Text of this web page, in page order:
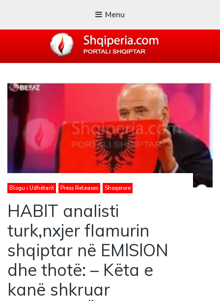
Menu
Blogu i Udhëtarit Press Releases Shoqerore
HABlT anaIisti
turk,nxjer fIamurin
shqiptar në EMlSlON
dhe thotë: – Këta e
kanë shkruar